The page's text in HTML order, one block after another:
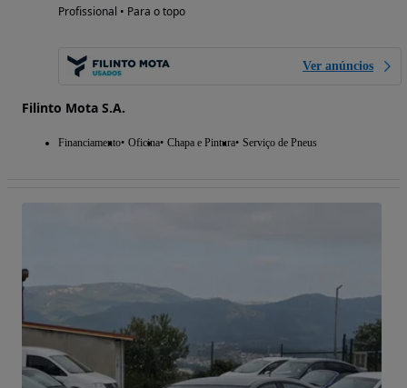
Profissional • Para o topo
Ver anúncios
Filinto Mota S.A.
Financiamento Oficina Chapa e Pintura Serviço de Pneus